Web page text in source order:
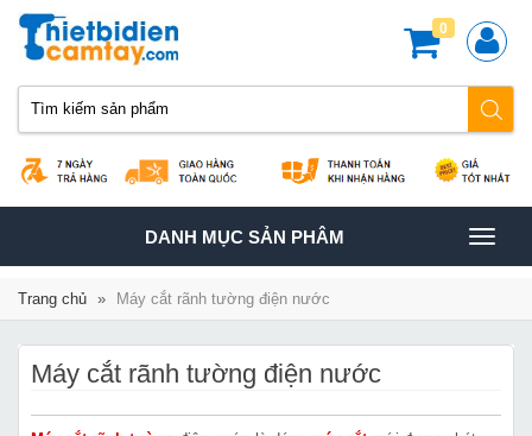
0
TOGGLE
NAVIGATION
DANH MỤC SẢN PHÂM
Trang chủ » Máy cắt rãnh tường điện nước
Máy cắt rãnh tường điện nước